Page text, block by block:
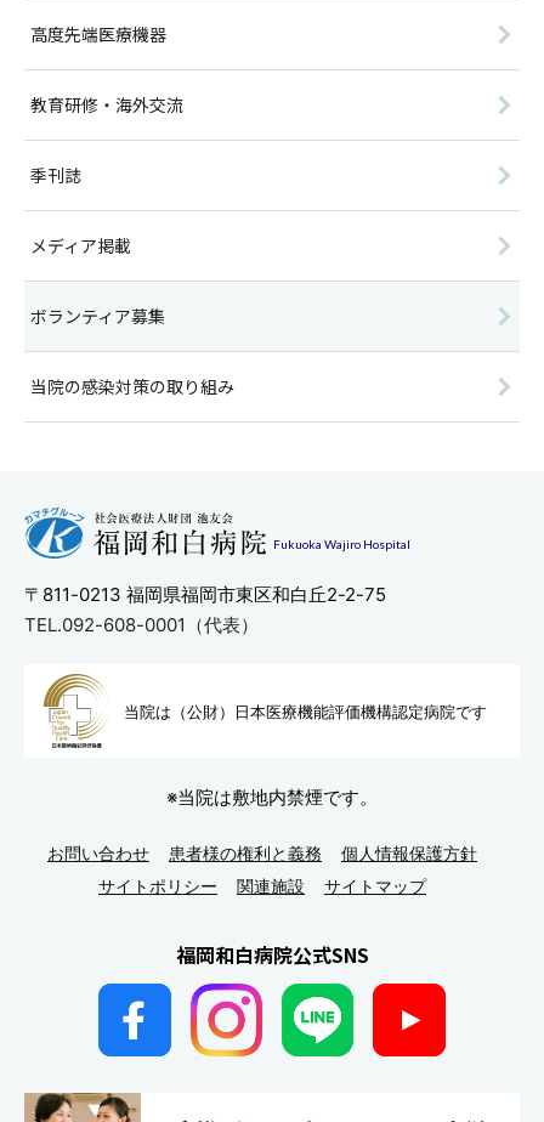
高度先端医療機器
教育研修・海外交流
季刊誌
メディア掲載
ボランティア募集
当院の感染対策の取り組み
Fukuoka Wajiro Hospital
〒811-0213 福岡県福岡市東区和白丘2-2-75
TEL.092-608-0001（代表）
当院は（公財）日本医療機能評価機構認定病院です
※当院は敷地内禁煙です。
お問い合わせ 患者様の権利と義務
個人情報保護方針
サイトポリシー
関連施設 サイトマップ
福岡和白病院公式SNS